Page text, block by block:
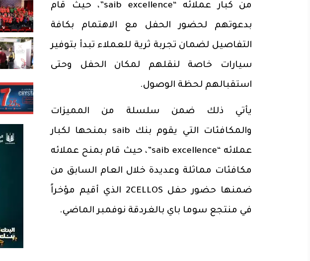
من كبار عملائه “saib excellence”، حيث قام
بدعوتهم لحضور الحفل مع الاهتمام بكافة
التفاصيل لضمان تجربة ثرية للعملاء تبدأ بتوفير
سيارات خاصة لنقلهم لمكان الحفل وحتى
استقبالهم لحظة الوصول.
يأتي ذلك ضمن سلسلة من المميزات
والمكافئات التي يقوم بنك saib بمنحها لكبار
عملائه “saib excellence”، حيث قام بمنح عملائه
مكافئات مماثلة وعديدة خلال العام السابق من
ضمنها حضور حفل 2CELLOS الذي أقيم مؤخراً
في منتجع سوما باي بالغردقة نوفمبر الماضي.